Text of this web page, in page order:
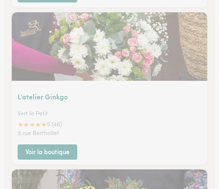
L’atelier Ginkgo
Vert le Petit
★★★★★ 5 (46)
8 rue Berthollet
Voir la boutique